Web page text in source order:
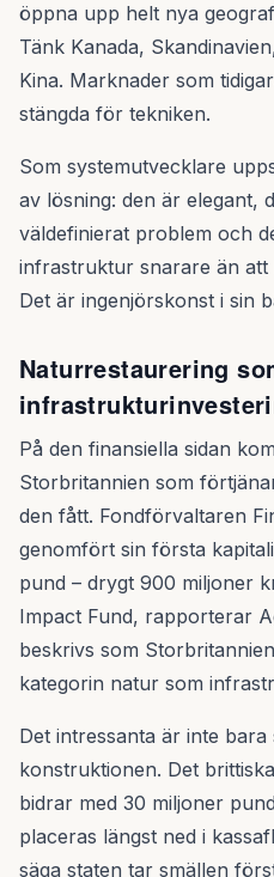
öppna upp helt nya
Tänk Kanada,
Kina. Marknader som
stängda för tekniken.
Som systemutvecklare
av lösning: den är elegant,
väldefinierat problem och
infrastruktur snarare än
Det är ingenjörskonst i sin
Naturrestaurering
På den finansiella sidan
Storbritannien som
den fått. Fondförvaltaren
genomfört sin första
pund – drygt 900 miljoner
Impact Fund, rapporterar
beskrivs som
kategorin natur som
Det intressanta är inte
konstruktionen. Det
bidrar med 30 miljoner
placeras längst ned i
säga staten tar smällen